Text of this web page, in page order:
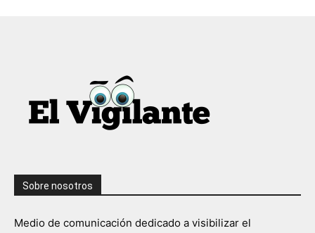
Sobre nosotros
Medio de comunicación dedicado a visibilizar el